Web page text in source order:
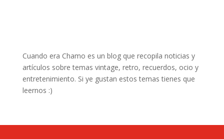
Cuando era Chamo es un blog que recopila noticias y
artículos sobre temas vintage, retro, recuerdos, ocio y
entretenimiento. Si ye gustan estos temas tienes que
leernos :)